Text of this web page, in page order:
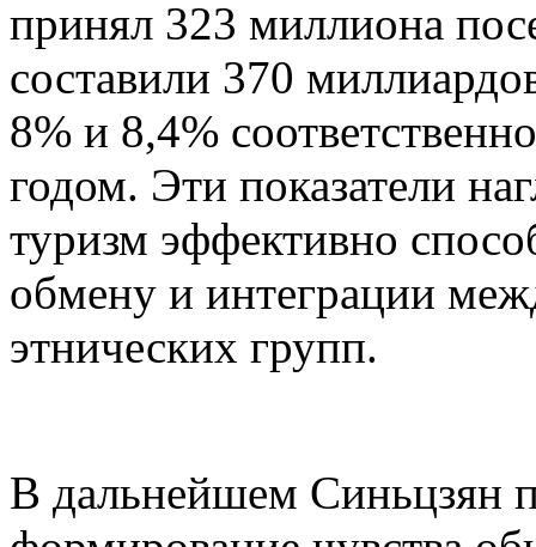
принял 323 миллиона
составили 370
8% и 8,4%
годом. Эти показатели
туризм эффективно
обмену и интеграции
этнических групп.
В дальнейшем Синьцзян